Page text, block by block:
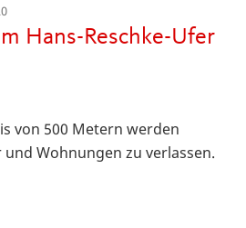
Hans-Reschke-Ufer
von 500 Metern werden
Wohnungen zu verlassen.